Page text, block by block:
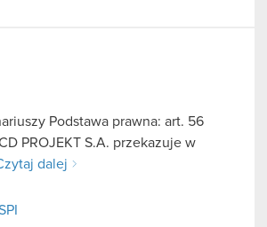
Podstawa prawna: art. 56
PROJEKT S.A. przekazuje w
dalej